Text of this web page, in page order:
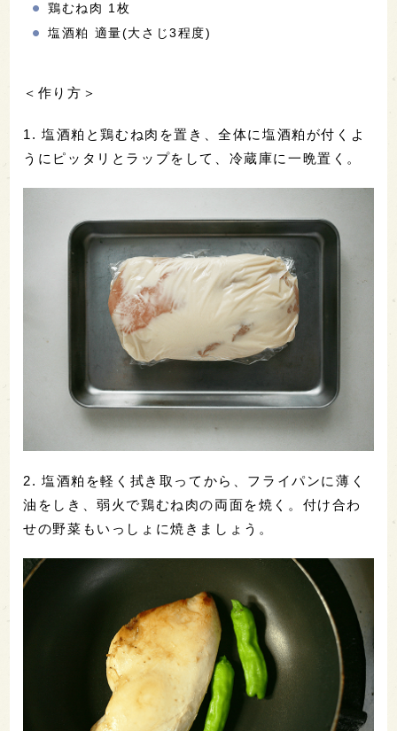
鶏むね肉 1枚
塩酒粕 適量(大さじ3程度)
＜作り方＞
1. 塩酒粕と鶏むね肉を置き、全体に塩酒粕が付くよ
うにピッタリとラップをして、冷蔵庫に一晩置く。
2. 塩酒粕を軽く拭き取ってから、フライパンに薄く
油をしき、弱火で鶏むね肉の両面を焼く。付け合わ
せの野菜もいっしょに焼きましょう。